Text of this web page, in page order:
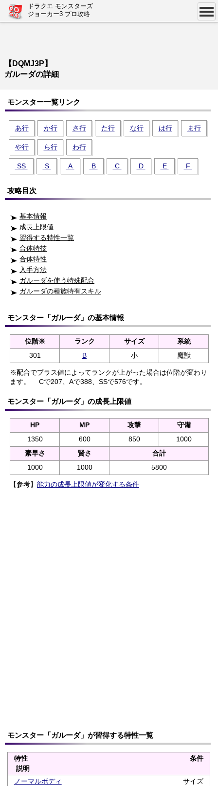
ドラクエ モンスターズ
ジョーカー3 プロ攻略
【DQMJ3P】
ガルーダの詳細
モンスター一覧リンク
あ行 か行 さ行 た行 な行 は行 ま行
や行 ら行 わ行
SS S A B C D E F
攻略目次
基本情報
成長上限値
習得する特性一覧
合体特技
合体特性
入手方法
ガルーダを使う特殊配合
ガルーダの種族特有スキル
モンスター「ガルーダ」の基本情報
位階※ ランク サイズ
系統
301
B 小 魔獣
※配合でプラス値によってランクが上がった場合は位階が変わり
ます。
Cで207、Aで388、SSで576です。
モンスター「ガルーダ」の成長上限値
HP MP 攻撃
守備
1350
600 850
1000
素早さ
賢さ
合計
1000
1000 5800
【参考】 能力の成長上限値が変化する条件
モンスター「ガルーダ」が習得する特性一覧
特性
条件
説明
ノーマルボディ
サイズ